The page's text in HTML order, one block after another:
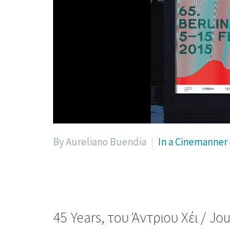
By Aureliano Buendia In a
45 Years, του Άντριου Χέι /